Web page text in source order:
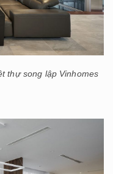
thự song lập Vinhomes